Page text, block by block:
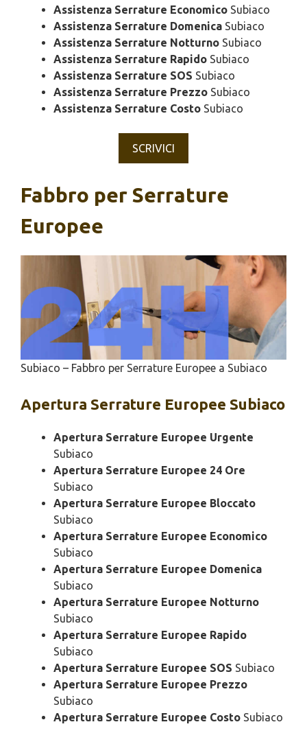
Assistenza Serrature Economico Subiaco
Assistenza Serrature Domenica Subiaco
Assistenza Serrature Notturno Subiaco
Assistenza Serrature Rapido Subiaco
Assistenza Serrature SOS Subiaco
Assistenza Serrature Prezzo Subiaco
Assistenza Serrature Costo Subiaco
SCRIVICI
Fabbro per Serrature
Europee
Subiaco – Fabbro per Serrature Europee a Subiaco
Apertura Serrature Europee Subiaco
Apertura Serrature Europee Urgente
Subiaco
Apertura Serrature Europee 24 Ore
Subiaco
Apertura Serrature Europee Bloccato
Subiaco
Apertura Serrature Europee Economico
Subiaco
Apertura Serrature Europee Domenica
Subiaco
Apertura Serrature Europee Notturno
Subiaco
Apertura Serrature Europee Rapido
Subiaco
Apertura Serrature Europee SOS Subiaco
Apertura Serrature Europee Prezzo
Subiaco
Apertura Serrature Europee Costo Subiaco